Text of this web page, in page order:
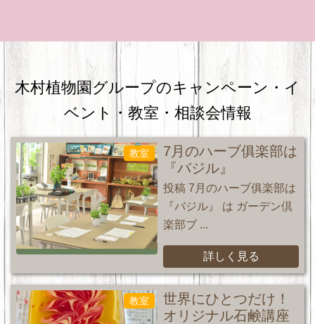
木村植物園グループのキャンペーン・ イ
ベント・教室・相談会情報
教室
7月のハーブ俱楽部は
『バジル』
投稿 7月のハーブ俱楽部は
『バジル』 は ガーデン倶
楽部ブ ...
詳しく見る
教室
世界にひとつだけ！
オリジナル石鹸講座